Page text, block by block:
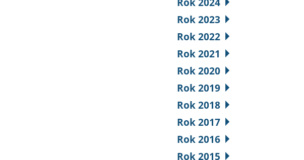
Rok 2023
Rok 2022
Rok 2021
Rok 2020
Rok 2019
Rok 2018
Rok 2017
Rok 2016
Rok 2015